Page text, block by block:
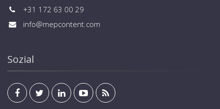
+31 172 63 00 29
info@mepcontent.com
Sozial